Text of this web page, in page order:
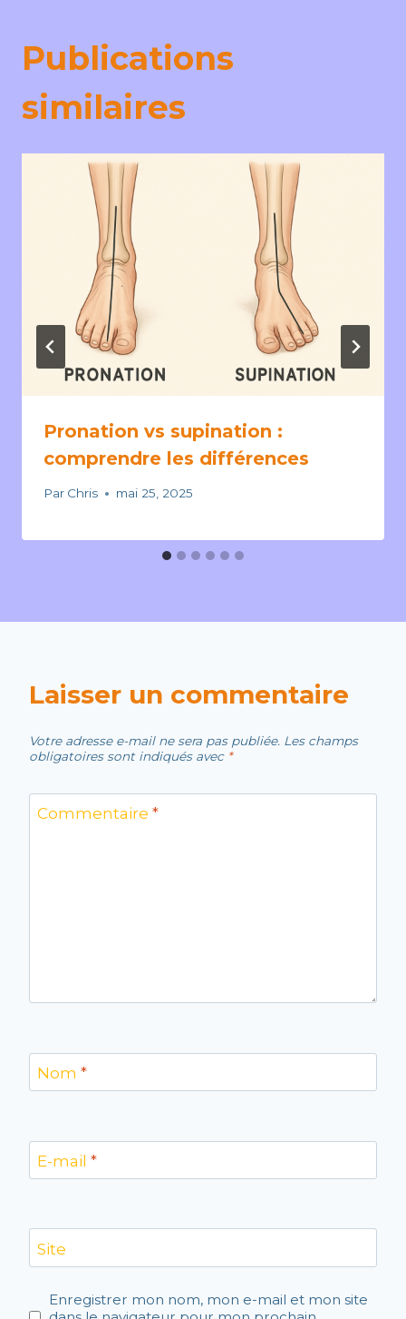
Publications
similaires
Pronation vs supination :
comprendre les différences
Par Chris mai 25, 2025
Laisser un commentaire
Votre adresse e-mail ne sera pas publiée. Les champs
obligatoires sont indiqués avec *
Commentaire *
Nom *
E-mail *
Site
Enregistrer mon nom, mon e-mail et mon site